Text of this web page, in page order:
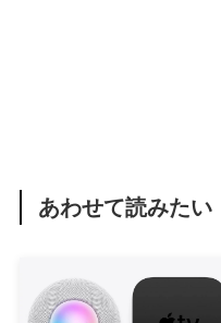
あわせて読みたい